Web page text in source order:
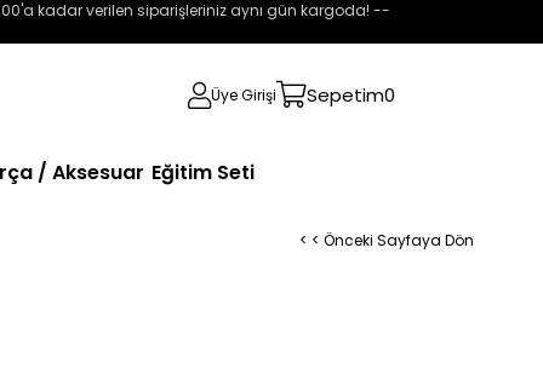
kadar verilen siparişleriniz aynı gün kargoda! --
Üye Girişi Sepetim0
/ Aksesuar Eğitim Seti
< < Önceki Sayfaya Dön